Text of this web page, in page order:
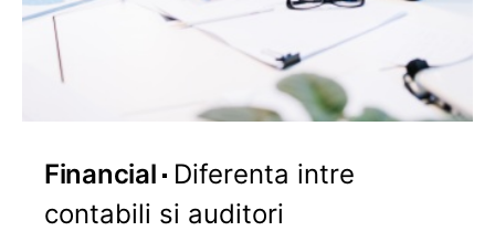
Financial
Diferenta intre
contabili si auditori